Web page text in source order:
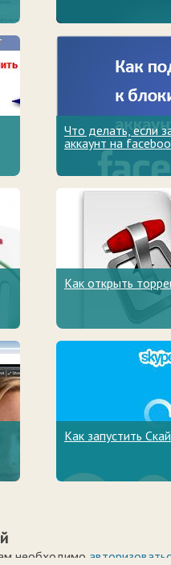
Что делать, если
аккаунт на
Как открыть
Как запустить
необходимо